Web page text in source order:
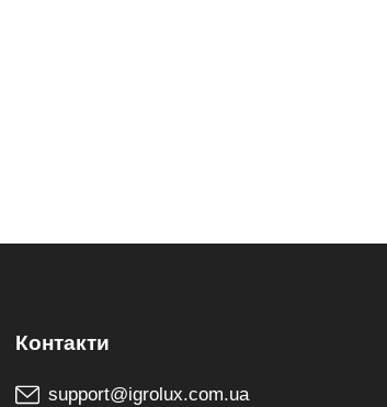
support@igrolux.com.ua